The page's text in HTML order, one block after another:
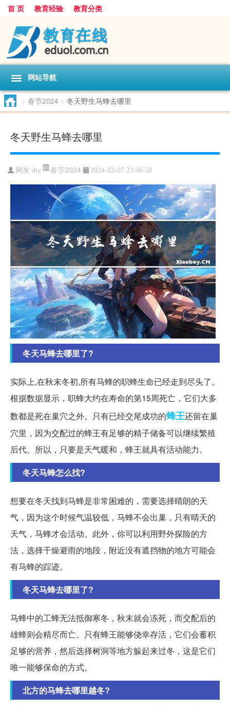
首 页 教育经验 教育分类
网站导航
> 春节2024 > 冬天野生马蜂去哪里
冬天野生马蜂去哪里
网友:dty 春节2024 2024-02-07 23:06:50
冬天马蜂去哪里了?
实际上,在秋末冬初,所有马蜂的职蜂生命已经走到尽头了。
根据数据显示，职蜂大约在寿命的第15周死亡，它们大多
数都是死在巢穴之外。只有已经交尾成功的蜂王还留在巢
穴里，因为交配过的蜂王有足够的精子储备可以继续繁殖
后代。所以，只要是天气暖和，蜂王就具有活动能力。
冬天马蜂怎么找?
想要在冬天找到马蜂是非常困难的，需要选择晴朗的天
气，因为这个时候气温较低，马蜂不会出巢，只有晴天的
天气，马蜂才会活动。此外，你可以利用野外探险的方
法，选择干燥避雨的地段，附近没有遮挡物的地方可能会
有马蜂的踪迹。
冬天马蜂去哪里了?
马蜂中的工蜂无法抵御寒冬，秋末就会冻死，而交配后的
雄蜂则会精尽而亡。只有蜂王能够侥幸存活，它们会蓄积
足够的营养，然后选择树洞等地方躲起来过冬，这是它们
唯一能够保命的方式。
北方的马蜂去哪里越冬?